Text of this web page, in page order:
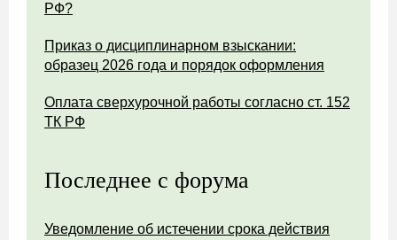
РФ?
Приказ о дисциплинарном взыскании:
образец 2026 года и порядок оформления
Оплата сверхурочной работы согласно ст. 152
ТК РФ
Последнее с форума
Уведомление об истечении срока действия